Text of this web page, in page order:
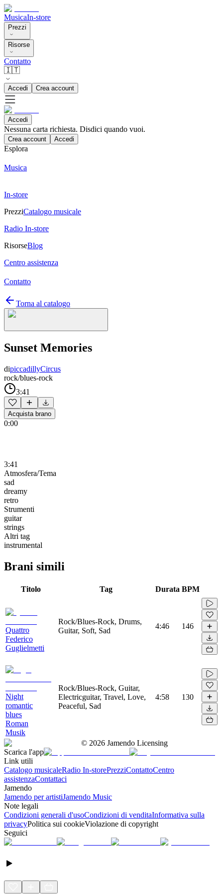
MusicaIn-store
Prezzi
Risorse
Contatto
🇮🇹
Accedi Crea account
Accedi
Nessuna carta richiesta. Disdici quando vuoi.
Crea account Accedi
Esplora
Musica
In-store
PrezziCatalogo musicale
Radio In-store
RisorseBlog
Centro assistenza
Contatto
Torna al catalogo
Sunset Memories
dipiccadillyCircus
rock/blues-rock
3:41
Acquista brano
0:00
3:41
Atmosfera/Tema
sad
dreamy
retro
Strumenti
guitar
strings
Altri tag
instrumental
Brani simili
Titolo Tag Durata BPM
Quattro
Federico
Guglielmetti
Rock/Blues-Rock, Drums,
Guitar, Soft, Sad
4:46 146
Night
romantic
blues
Roman
Musik
Rock/Blues-Rock, Guitar,
Electricguitar, Travel, Love,
Peaceful, Sad
4:58 130
© 2026 Jamendo Licensing
Scarica l'app
Link utili
Catalogo musicaleRadio In-storePrezziContattoCentro
assistenzaContattaci
Jamendo
Jamendo per artistiJamendo Music
Note legali
Condizioni generali d'usoCondizioni di venditaInformativa sulla
privacyPolitica sui cookieViolazione di copyright
Seguici